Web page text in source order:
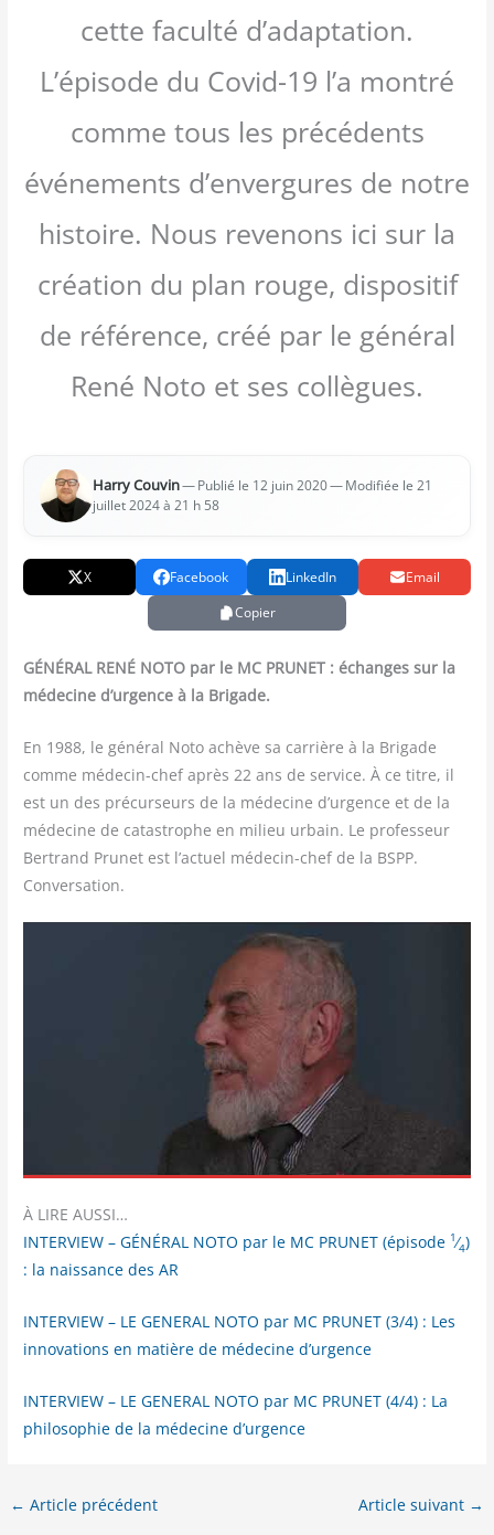
cette faculté d’adaptation.
L’épisode du Covid-19 l’a montré
comme tous les précédents
événements d’envergures de notre
histoire. Nous revenons ici sur la
création du plan rouge, dispositif
de référence, créé par le général
René Noto et ses collègues.
Har­ry Cou­vin— Publié le 12 juin 2020— Modi­fiée le 21
juillet 2024 à 21 h 58
X Facebook LinkedIn
Email
Copier
GÉNÉRAL RENÉ NOTO par le MC PRUNET : échanges sur la
méde­cine d’urgence à la Brigade.
En 1988, le géné­ral Noto achève sa car­rière à la Bri­gade
comme méde­cin-chef après 22 ans de ser­vice. À ce titre, il
est un des pré­cur­seurs de la méde­cine d’ur­gence et de la
méde­cine de catas­trophe en milieu urbain. Le pro­fes­seur
Ber­trand Pru­net est l’actuel méde­cin-chef de la BSPP.
Conversation.
À LIRE AUSSI…
INTERVIEW – GÉNÉRAL NOTO par le MC PRUNET (épi­sode 1⁄4)
: la nais­sance des AR
INTERVIEW – LE GENERAL NOTO par MC PRUNET (3/​4) : Les
inno­va­tions en matière de méde­cine d’urgence
INTERVIEW – LE GENERAL NOTO par MC PRUNET (4/​4) : La
phi­lo­so­phie de la méde­cine d’urgence
← Article précédent Article suivant →